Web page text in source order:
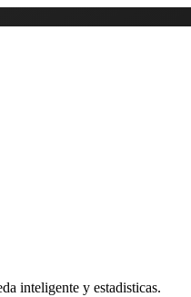
inteligente y estadisticas.